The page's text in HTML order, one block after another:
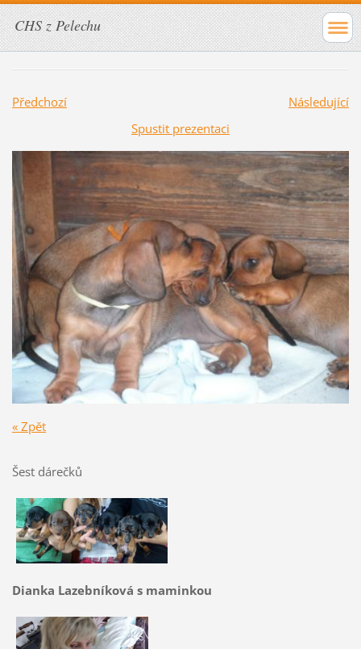
CHS z Pelechu
Předchozí
Následující
Spustit prezentaci
« Zpět
Šest dárečků
Dianka Lazebníková s maminkou